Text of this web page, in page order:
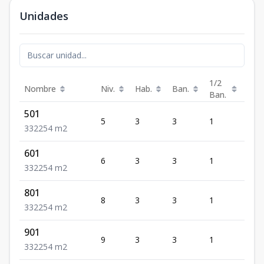
Unidades
Nombre Niv. Hab. Ban.
1/2
Ban.
501
332254 m2
5 3 3 1
601
332254 m2
6 3 3 1
801
332254 m2
8 3 3 1
901
332254 m2
9 3 3 1